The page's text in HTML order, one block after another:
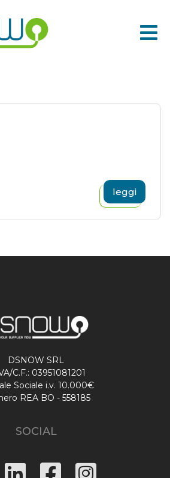
leggi
DSNOW SRL
C.F.: 03951081201
Sociale i.v. 10.000€
REA BO - 558185
SOCIAL